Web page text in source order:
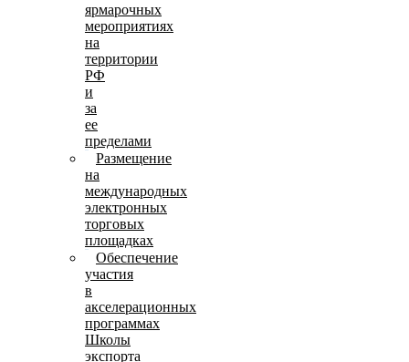
ярмарочных
мероприятиях
на
территории
РФ
и
за
ее
пределами
Размещение
на
международных
электронных
торговых
площадках
Обеспечение
участия
в
акселерационных
программах
Школы
экспорта